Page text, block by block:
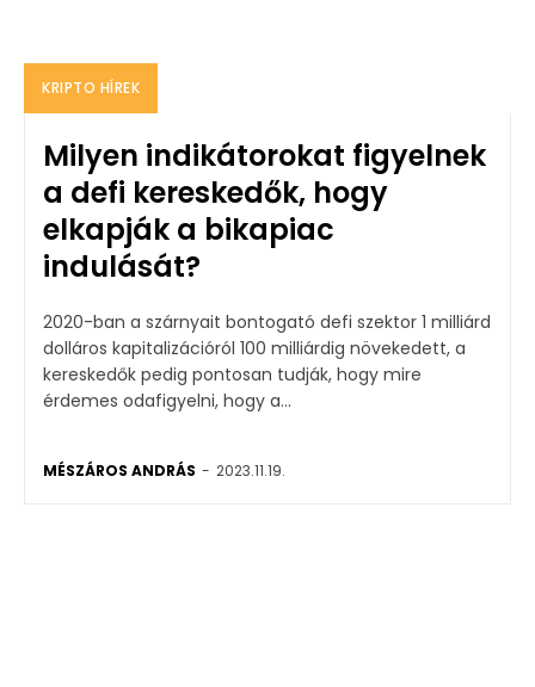
KRIPTO HÍREK
Milyen indikátorokat figyelnek
a defi kereskedők, hogy
elkapják a bikapiac
indulását?
2020-ban a szárnyait bontogató defi szektor 1 milliárd
dolláros kapitalizációról 100 milliárdig növekedett, a
kereskedők pedig pontosan tudják, hogy mire
érdemes odafigyelni, hogy a...
MÉSZÁROS ANDRÁS - 2023.11.19.